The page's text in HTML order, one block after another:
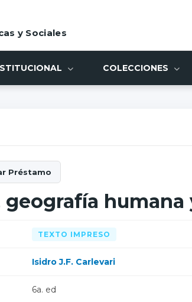
y Sociales
COLECCIONES
humana
TEXTO IMPRESO
Isidro J.F. Carlevari
6a. ed